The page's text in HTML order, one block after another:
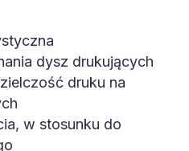
dysz drukujących
druku na
w stosunku do